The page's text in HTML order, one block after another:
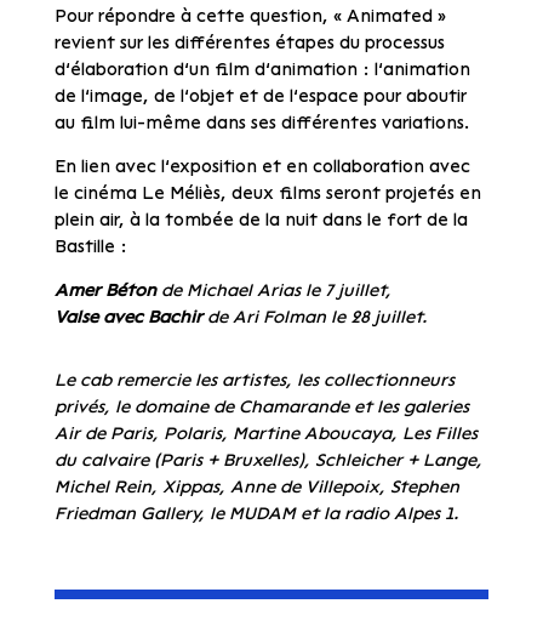
Pour répondre à cette question, « Animated »
revient sur les différentes étapes du processus
d’élaboration d’un film d’animation : l’animation
de l’image, de l’objet et de l’espace pour aboutir
au film lui-même dans ses différentes variations.
En lien avec l’exposition et en collaboration avec
le cinéma Le Méliès, deux films seront projetés en
plein air, à la tombée de la nuit dans le fort de la
Bastille :
Amer Bétonde Michael Arias le 7 juillet,
Valse avec Bachirde Ari Folman le 28 juillet.
Le cab remercie les artistes, les collectionneurs
privés, le domaine de Chamarande et les galeries
Air de Paris, Polaris, Martine Aboucaya, Les Filles
du calvaire (Paris + Bruxelles), Schleicher + Lange,
Michel Rein, Xippas, Anne de Villepoix, Stephen
Friedman Gallery, le MUDAM et la radio Alpes 1.